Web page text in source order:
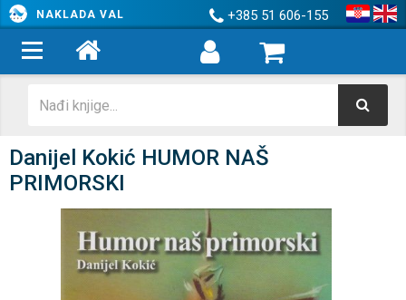
NAKLADA VAL +385 51 606-155
Danijel Kokić HUMOR NAŠ
PRIMORSKI